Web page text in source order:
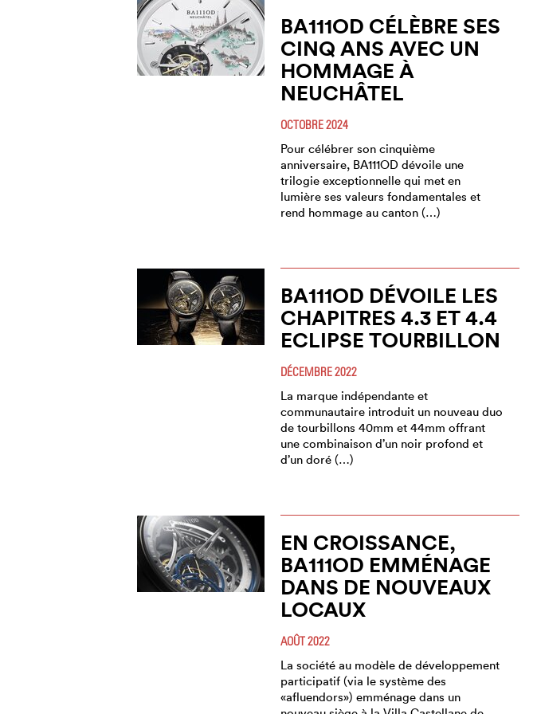
BA111OD CÉLÈBRE SES
CINQ ANS AVEC UN
HOMMAGE À
NEUCHÂTEL
OCTOBRE 2024
Pour célébrer son cinquième
anniversaire, BA111OD dévoile une
trilogie exceptionnelle qui met en
lumière ses valeurs fondamentales et
rend hommage au canton (…)
BA111OD DÉVOILE LES
CHAPITRES 4.3 ET 4.4
ECLIPSE TOURBILLON
DÉCEMBRE 2022
La marque indépendante et
communautaire introduit un nouveau duo
de tourbillons 40mm et 44mm offrant
une combinaison d’un noir profond et
d’un doré (…)
EN CROISSANCE,
BA111OD EMMÉNAGE
DANS DE NOUVEAUX
LOCAUX
AOÛT 2022
La société au modèle de développement
participatif (via le système des
«afluendors») emménage dans un